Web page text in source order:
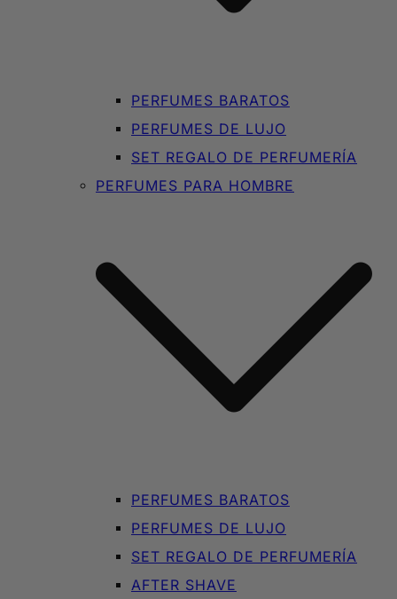
PERFUMES BARATOS
PERFUMES DE LUJO
SET REGALO DE PERFUMERÍA
PERFUMES PARA HOMBRE
PERFUMES BARATOS
PERFUMES DE LUJO
SET REGALO DE PERFUMERÍA
AFTER SHAVE